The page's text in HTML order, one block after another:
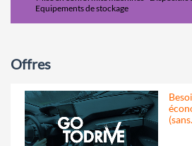
Equipements de stockage
Offres